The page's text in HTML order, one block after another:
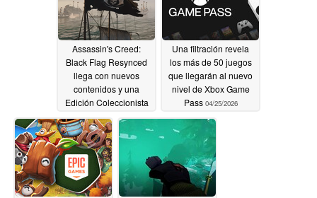
Assassin's Creed:
Black Flag Resynced
llega con nuevos
contenidos y una
Edición Coleccionista
04/26/2026
Una filtración revela
los más de 50 juegos
que llegarán al nuevo
nivel de Xbox Game
Pass 04/25/2026